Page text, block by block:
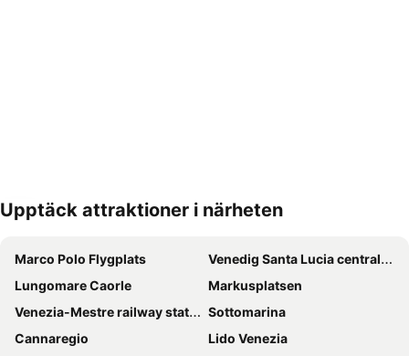
Förstora kartan
Upptäck attraktioner i närheten
Marco Polo Flygplats
Venedig Santa Lucia centralstation
Lungomare Caorle
Markusplatsen
Venezia-Mestre railway station
Sottomarina
Cannaregio
Lido Venezia